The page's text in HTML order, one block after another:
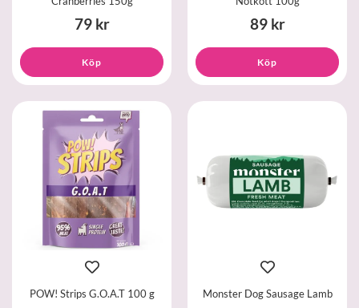
79 kr
Köp
89 kr
Köp
POW! Strips G.O.A.T 100 g Monster Dog Sausage Lamb